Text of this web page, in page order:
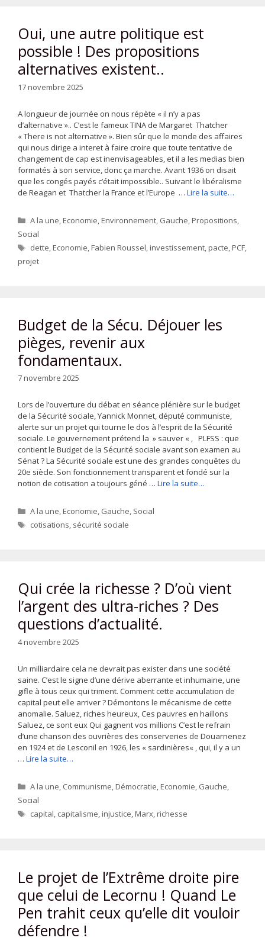
Oui, une autre politique est
possible ! Des propositions
alternatives existent..
17 novembre 2025
A longueur de journée on nous répète « il n’y a pas
d’alternative ».. C’est le fameux TINA de Margaret Thatcher
« There is not alternative ». Bien sûr que le monde des affaires
qui nous dirige a interet à faire croire que toute tentative de
changement de cap est inenvisageables, et il a les medias bien
formatés à son service, donc ça marche. Avant 1936 on disait
que les congés payés c’était impossible.. Suivant le libéralisme
de Reagan et Thatcher la France et l’Europe … Lire la suite…
Catégories
A la une,Economie,Environnement, Gauche,Propositions,
Social
Étiquettes
dette,Economie,Fabien Roussel,investissement,pacte,PCF,
projet
Budget de la Sécu. Déjouer les
pièges, revenir aux
fondamentaux.
7 novembre 2025
Lors de l’ouverture du débat en séance plénière sur le budget
de la Sécurité sociale, Yannick Monnet, député communiste,
alerte sur un projet qui tourne le dos à l’esprit de la Sécurité
sociale. Le gouvernement prétend la » sauver « , PLFSS : que
contient le Budget de la Sécurité sociale avant son examen au
Sénat ? La Sécurité sociale est une des grandes conquêtes du
20e siècle. Son fonctionnement transparent et fondé sur la
notion de cotisation a toujours géné … Lire la suite…
Catégories
A la une,Economie, Gauche, Social
Étiquettes
cotisations, sécurité sociale
Qui crée la richesse ? D’où vient
l’argent des ultra-riches ? Des
questions d’actualité.
4 novembre 2025
Un milliardaire cela ne devrait pas exister dans une société
saine. C’est le signe d’une dérive aberrante et inhumaine, une
gifle à tous ceux qui triment. Comment cette accumulation de
capital peut elle arriver ? Démontons le mécanisme de cette
anomalie. Saluez, riches heureux, Ces pauvres en haillons
Saluez, ce sont eux Qui gagnent vos millions C’est le refrain
d’une chanson des ouvrières des conserveries de Douarnenez
en 1924 et de Lesconil en 1926, les « sardinières« , qui, il y a un
… Lire la suite…
Catégories
A la une, Communisme,Démocratie,Economie, Gauche,
Social
Étiquettes
capital, capitalisme,injustice,Marx,richesse
Le projet de l’Extrême droite pire
que celui de Lecornu ! Quand Le
Pen trahit ceux qu’elle dit vouloir
défendre !